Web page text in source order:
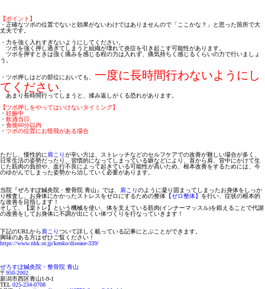
【ポイント】
・正確なツボの位置でないと効果がないわけではありませんので「ここかな？」と思った箇所で大
丈夫です。
・力を強く入れすぎないようにしてください。
ツボを強く押し過ぎてしまうと組織が壊れて炎症を引き起こす可能性があります。
ツボを押すときは強く痛みを感じる程の力は入れず、痛気持ちく感じるくらいの力で行いましょ
う。
・ツボ押しはどの部位においても、 一度に長時間行わないようにし
てください
あまり長時間行ってしまうと、揉み返しがくる恐れがあります。
【ツボ押しをやってはいけないタイミング】
・ 妊娠中
・ 飲酒当日
・ 食後60分以内
・ ツボの位置にお怪我がある場合
ただし、慢性的に肩こりが辛い方は、ストレッチなどのセルフケアでの改善が難しい場合が多く、
日常生活の姿勢だったり、習慣的になってしまっている癖などにより、首から肩、背中にかけて生
じた筋肉の負担や、血行不良によって起きている可能性が高いため、根本改善をするためには、今
のゆがんでしまった姿勢から治していく必要があります。
当院 『ぜろすぽ鍼灸院・整骨院 青山』 では、 肩こりのように凝り固まってしまったお身体をしっか
り検査し、お身体にかかったストレスをゼロにするための整体 【ゼロ整体】 を行い、症状の根本的
な改善を目指します！
そして、
【楽トレ】 という機械を使い、体を支えている筋肉(インナーマッスル)を鍛えることで代謝
の改善をしてお身体に不調が出にくい体づくりを行なっていきます！
下記のURLから肩こりついて詳しく載っている記事にとぶことができます。
興味のある方はぜひご覧ください！
https://www.nhk.or.jp/kenko/disease-339/
ぜろすぽ鍼灸院・整骨院 青山
〒 950-2002
新潟市西区青山1-9-1
TEL 025-234-0708